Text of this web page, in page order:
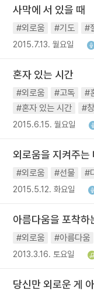
사막에 서 있을 때
#외로움 #기도 #
2015.7.13. 월요일
혼자 있는 시간
#외로움 #고독 #
#혼자 있는 시간
#
2015.6.15. 월요일
외로움을 지켜주는
#외로움 #선물 #
2015.5.12. 화요일
아름다움을 포착하
#외로움 #아름다움
2013.3.16. 토요일
당신만 외로운 게